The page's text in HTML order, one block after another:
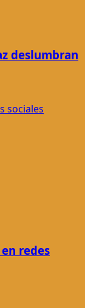
deslumbran
sociales
redes